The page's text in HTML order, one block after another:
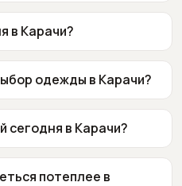
в Карачи?
одежды в Карачи?
сегодня в Карачи?
потеплее в